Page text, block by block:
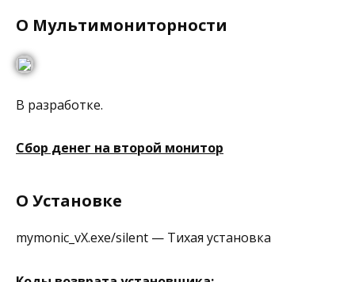
О Мультимониторности
В разработке.
Сбор денег на второй монитор
О Установке
mymonic_vХ.exe/silent — Тихая установка